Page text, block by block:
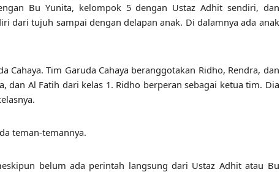
Bu Yunita, kelompok 5 dengan Ustaz Adhit sendiri, dan
dari tujuh sampai dengan delapan anak. Di dalamnya ada anak
Tim Garuda Cahaya beranggotakan Ridho, Rendra, dan
dan Al Fatih dari kelas 1. Ridho berperan sebagai ketua tim. Dia
teman-temannya.
belum ada perintah langsung dari Ustaz Adhit atau Bu